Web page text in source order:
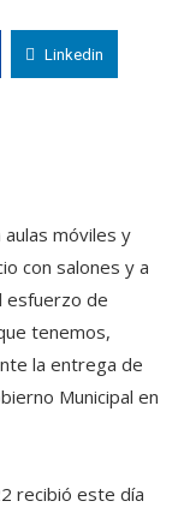
Linkedin
móviles y
con salones y a
esfuerzo de
tenemos,
la entrega de
Municipal en
recibió este día